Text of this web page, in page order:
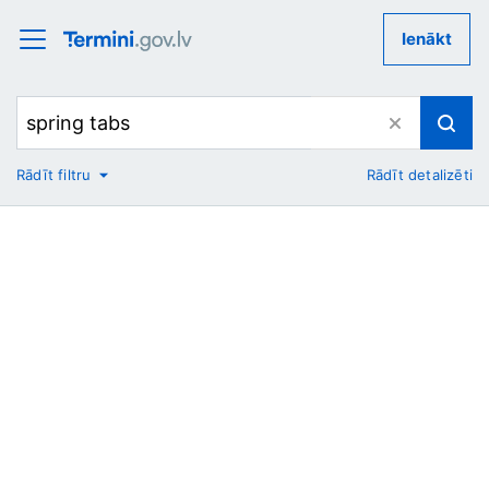
Ienākt
No
Rādīt filtru Rādīt detalizēti